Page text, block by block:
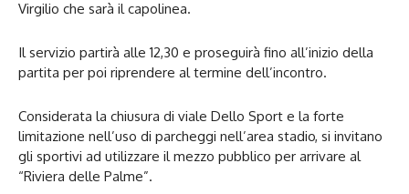
Virgilio che sarà il capolinea.
Il servizio partirà alle 12,30 e proseguirà fino all’inizio della
partita per poi riprendere al termine dell’incontro.
Considerata la chiusura di viale Dello Sport e la forte
limitazione nell’uso di parcheggi nell’area stadio, si invitano
gli sportivi ad utilizzare il mezzo pubblico per arrivare al
“Riviera delle Palme”.